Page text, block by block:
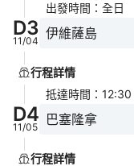
出發時間 ： 全日
D3
11/04 伊維薩島
行程詳情
抵達時間 ： 12:30
D4
11/05 巴塞隆拿
行程詳情